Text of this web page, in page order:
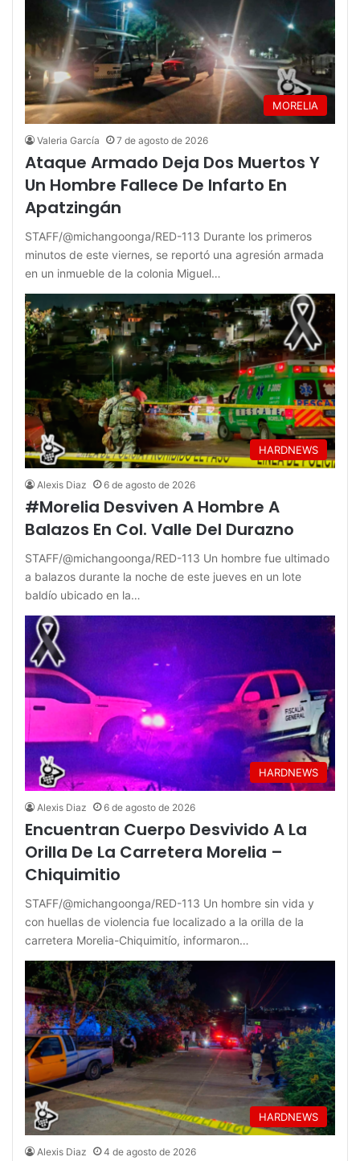
MORELIA
Valeria García 7 de agosto de 2026
Ataque Armado Deja Dos Muertos Y
Un Hombre Fallece De Infarto En
Apatzingán
STAFF/@michangoonga/RED-113 Durante los primeros
minutos de este viernes, se reportó una agresión armada
en un inmueble de la colonia Miguel…
HARDNEWS
Alexis Diaz 6 de agosto de 2026
#Morelia Desviven A Hombre A
Balazos En Col. Valle Del Durazno
STAFF/@michangoonga/RED-113 Un hombre fue ultimado
a balazos durante la noche de este jueves en un lote
baldío ubicado en la…
HARDNEWS
Alexis Diaz 6 de agosto de 2026
Encuentran Cuerpo Desvivido A La
Orilla De La Carretera Morelia –
Chiquimitio
STAFF/@michangoonga/RED-113 Un hombre sin vida y
con huellas de violencia fue localizado a la orilla de la
carretera Morelia-Chiquimitío, informaron…
HARDNEWS
Alexis Diaz 4 de agosto de 2026